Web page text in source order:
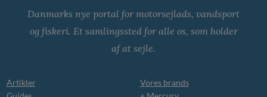
Danmarks nye portal for motorsejlads, vandsport
og fiskeri. Et samlingssted for alle os, som holder
af at sejle.
Artikler
Vores brands